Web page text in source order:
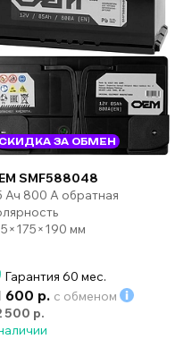
СКИДКА ЗА ОБМЕН
SMF588048
Ач 800 А обратная
мм
Гарантия 60 мес.
600 р. с обменом
500 р.